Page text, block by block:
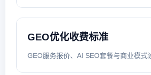
GEO优化收费标准
GEO服务报价、AI SEO套餐与商业模式